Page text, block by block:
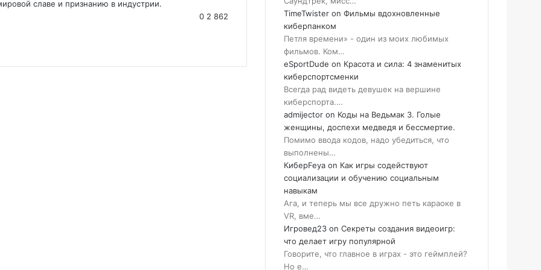
славе и признанию в индустрии.
0 2 862
TimeTwister on Фильмы вдохновленные
киберпанком
Петля времени» - один из моих любимых
фильмов. Ком…
eSportDude on Красота и сила: 4 знаменитых
киберспортсменки
Всегда рад видеть девушек на вершине
киберспорта.…
admijector on Коды на Ведьмак 3. Голые
женщины, доспехи медведя и бессмертие.
Помимо ввода кодов, надо убедиться, что
выполнены…
КиберFeya on Как игры содействуют
социализации и обучению социальным
навыкам
Ага, и теперь мы все дружно петь караоке в
VR, вме…
Игровед23 on Секреты создания видеоигр:
что делает игру популярной
Говорите, что главное в играх - это геймплей?
Но е…